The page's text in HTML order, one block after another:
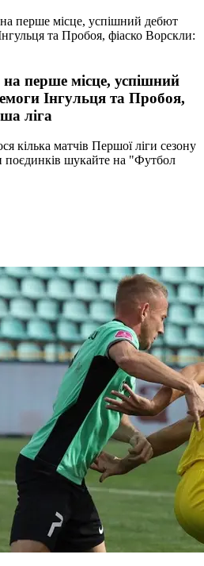
перше місце, успішний дебют
та Пробоя, фіаско Ворскли:
перше місце, успішний
Інгульця та Пробоя,
ліга
кілька матчів Першої ліги сезону
поєдинків шукайте на "Футбол